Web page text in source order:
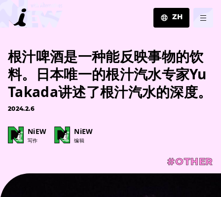
ZH
EN
ZH
根汁啤酒是一种能反映事物的饮
料。日本唯一的根汁汽水专家Yu
Takada讲述了根汁汽水的深度。
2024.2.6
NiEW
写作
NiEW
编辑
#OTHER